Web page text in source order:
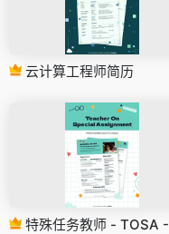
云计算工程师简历
特殊任务教师 - TOSA - 简历